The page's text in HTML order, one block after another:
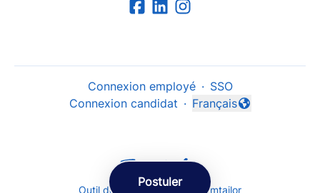
Postuler
Connexion employé · SSO
Connexion candidat ·
Changer la langue
Français
Outil de recrutementde Teamtailor